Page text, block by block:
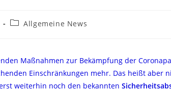
Allgemeine News
Maßnahmen zur Bekämpfung der
Einschränkungen mehr. Das heißt aber
weiterhin noch den bekannten